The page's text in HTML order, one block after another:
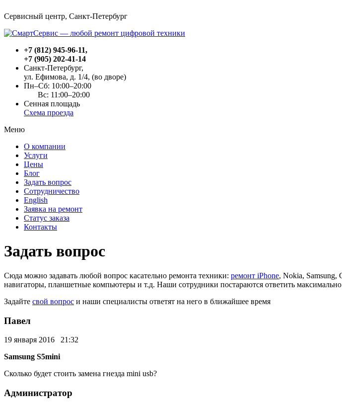
Сервисный центр, Cанкт-Петербург
+7 (812) 945-96-11,
+7 (905) 202-41-14
Санкт-Петербург,
ул. Ефимова, д. 1/4, (во дворе)
Пн–Сб: 10:00–20:00
Вс: 11:00–20:00
Сенная площадь
Схема проезда
Меню
О компании
Услуги
Цены
Блог
Задать вопрос
Сотрудничество
English
Заявка на ремонт
Статус заказа
Контакты
Задать вопрос
Сюда можно задавать любой вопрос касательно ремонта техники: ремонт iPhone, Nokia, Samsung,
навигаторы, планшетные компьютеры и т.д. Наши сотрудники постараются ответить
Задайте свой вопрос и наши специалисты ответят на него в ближайшее время
Павел
19 января 2016 21:32
Samsung S5mini
Сколько будет стоить замена гнезда mini usb?
Администратор